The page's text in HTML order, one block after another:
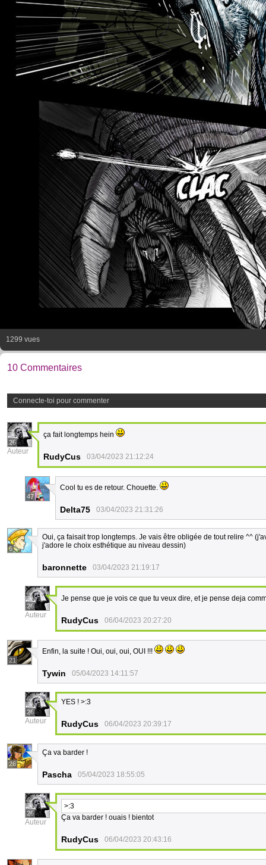
1299 vues
10 Commentaires
Connecte-toi pour commenter
26
Auteur
ça fait longtemps hein
RudyCus 03/04/2023 21:12:24
47
Cool tu es de retour. Chouette.
Delta75 03/04/2023 21:31:26
6
Oui, ça faisait trop longtemps. Je vais être obligée de tout relire ^^
j'adore le choix esthétique au niveau dessin)
baronnette 03/04/2023 21:19:17
26
Auteur
Je pense que je vois ce que tu veux dire, et je pense deja
RudyCus 06/04/2023 20:27:20
21
Enfin, la suite ! Oui, oui, oui, OUI !!!
Tywin 05/04/2023 14:11:57
26
Auteur
YES ! >:3
RudyCus 06/04/2023 20:39:17
26
Ça va barder !
Pascha 05/04/2023 18:55:05
26
Auteur
>:3
Ça va barder ! ouais ! bientot
RudyCus 06/04/2023 20:43:16